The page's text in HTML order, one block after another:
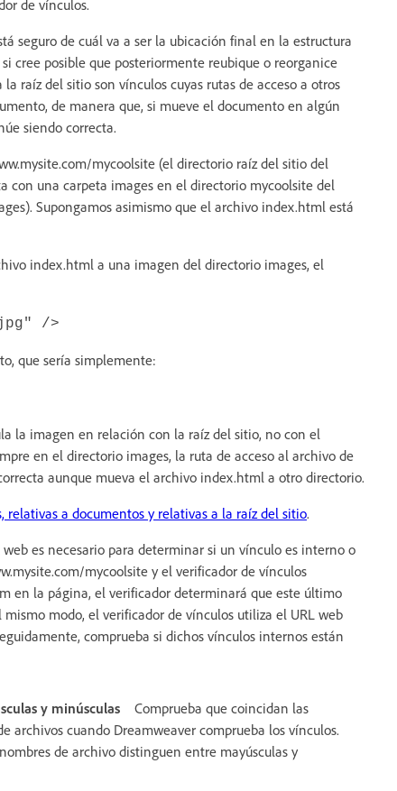
de vínculos.
seguro de cuál va a ser la ubicación final en la estructura
cree posible que posteriormente reubique o reorganice
raíz del sitio son vínculos cuyas rutas de acceso a otros
de manera que, si mueve el documento en algún
siendo correcta.
mycoolsite (el directorio raíz del sitio del
con una carpeta images en el directorio mycoolsite del
Supongamos asimismo que el archivo index.html está
index.html a una imagen del directorio images, el
/>
que sería simplemente:
la imagen en relación con la raíz del sitio, no con el
en el directorio images, la ruta de acceso al archivo de
aunque mueva el archivo index.html a otro directorio.
relativas a documentos y relativas a la raíz del sitio.
es necesario para determinar si un vínculo es interno o
mycoolsite y el verificador de vínculos
en la página, el verificador determinará que este último
modo, el verificador de vínculos utiliza el URL web
comprueba si dichos vínculos internos están
y minúsculas
Comprueba que coincidan las
archivos cuando Dreamweaver comprueba los vínculos.
de archivo distinguen entre mayúsculas y